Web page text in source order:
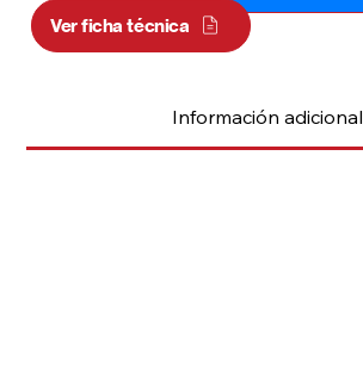
Ver ficha técnica
Información adicional